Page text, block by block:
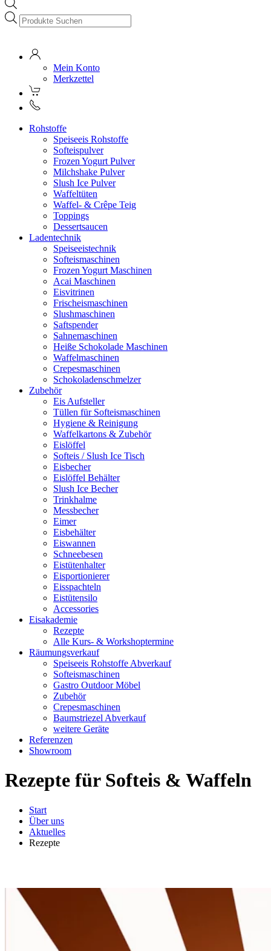
Products
search
Mein Konto
Merkzettel
Rohstoffe
Speiseeis Rohstoffe
Softeispulver
Frozen Yogurt Pulver
Milchshake Pulver
Slush Ice Pulver
Waffeltüten
Waffel- & Crêpe Teig
Toppings
Dessertsaucen
Ladentechnik
Speiseeistechnik
Softeismaschinen
Frozen Yogurt Maschinen
Acai Maschinen
Eisvitrinen
Frischeismaschinen
Slushmaschinen
Saftspender
Sahnemaschinen
Heiße Schokolade Maschinen
Waffelmaschinen
Crepesmaschinen
Schokoladenschmelzer
Zubehör
Eis Aufsteller
Tüllen für Softeismaschinen
Hygiene & Reinigung
Waffelkartons & Zubehör
Eislöffel
Softeis / Slush Ice Tisch
Eisbecher
Eislöffel Behälter
Slush Ice Becher
Trinkhalme
Messbecher
Eimer
Eisbehälter
Eiswannen
Schneebesen
Eistütenhalter
Eisportionierer
Eisspachteln
Eistütensilo
Accessories
Eisakademie
Rezepte
Alle Kurs- & Workshoptermine
Räumungsverkauf
Speiseeis Rohstoffe Abverkauf
Softeismaschinen
Gastro Outdoor Möbel
Zubehör
Crepesmaschinen
Baumstriezel Abverkauf
weitere Geräte
Referenzen
Showroom
Rezepte für Softeis & Waffeln
Start
Über uns
Aktuelles
Rezepte